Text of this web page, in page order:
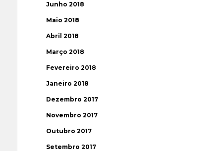
Junho 2018
Maio 2018
Abril 2018
Março 2018
Fevereiro 2018
Janeiro 2018
Dezembro 2017
Novembro 2017
Outubro 2017
Setembro 2017